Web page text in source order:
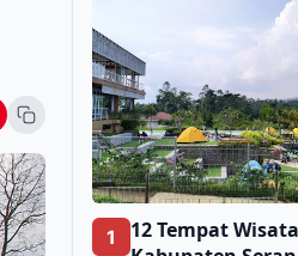
1
12 Tempat